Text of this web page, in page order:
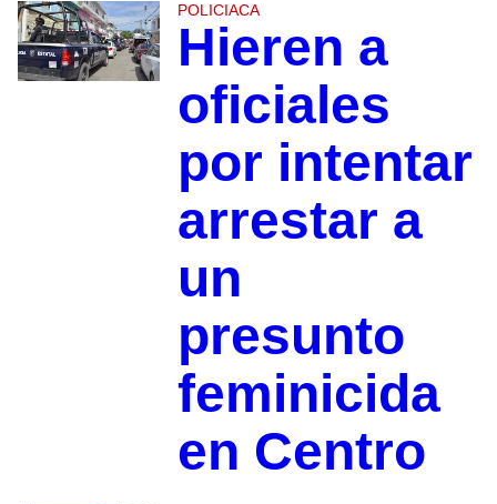
POLICIACA
Hieren a
oficiales
por intentar
arrestar a
un
presunto
feminicida
en Centro